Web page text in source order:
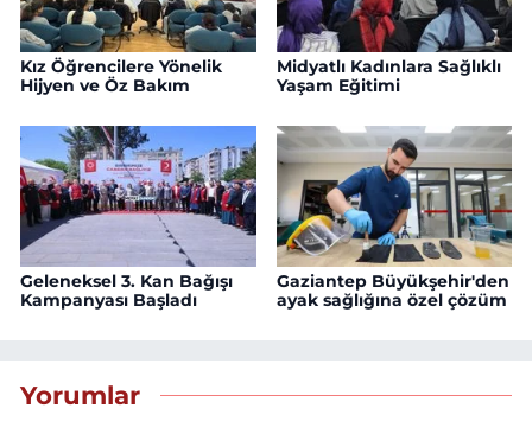
Kız Öğrencilere Yönelik
Hijyen ve Öz Bakım
Midyatlı Kadınlara Sağlıklı
Yaşam Eğitimi
Geleneksel 3. Kan Bağışı
Kampanyası Başladı
Gaziantep Büyükşehir'den
ayak sağlığına özel çözüm
Yorumlar